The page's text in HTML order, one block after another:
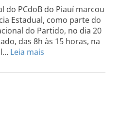
do
Sul
dia
do PCdoB do Piauí marcou
Estadual, como parte do
do Partido, no dia 20
das 8h às 15 horas, na
Leia mais
PI